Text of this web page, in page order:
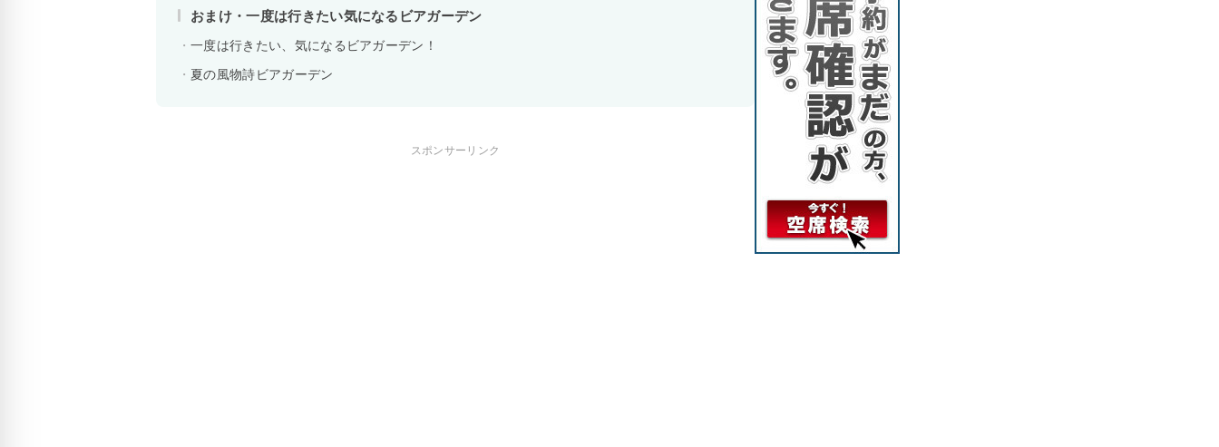
おまけ・一度は行きたい気になるビアガーデン
一度は行きたい、気になるビアガーデン！
夏の風物詩ビアガーデン
スポンサーリンク